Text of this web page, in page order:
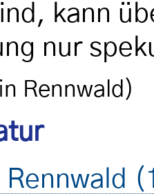
kann
nur
Rennwald)
Rennwald